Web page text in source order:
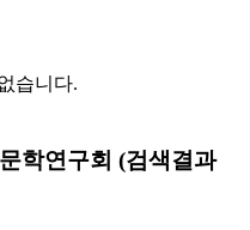
습니다.
학연구회 (검색결과